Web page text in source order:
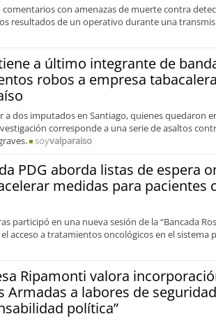
con amenazas de muerte contra
resultados de un operativo durante una
a último integrante de
robos a empresa
dos imputados en Santiago, quienes quedaron
corresponde a una serie de asaltos
soyvalparaiso
PDG aborda listas de espera
medidas para pacientes
participó en una nueva sesión de la “Bancada
acceso a tratamientos oncológicos en el sistema
Ripamonti valora
Armadas a labores de
política”